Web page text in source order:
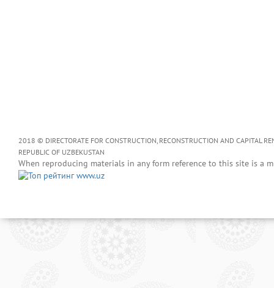
2018 © DIRECTORATE FOR CONSTRUCTION, RECONSTRUCTION AND CAPITAL
REPUBLIC OF UZBEKUSTAN
When reproducing materials in any form reference to this site is a